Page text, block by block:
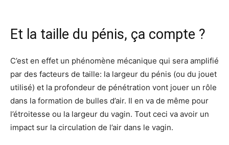
Et la taille du pénis, ça compte ?
C’est en effet un phénomène mécanique qui sera amplifié
par des facteurs de taille: la largeur du pénis (ou du jouet
utilisé) et la profondeur de pénétration vont jouer un rôle
dans la formation de bulles d’air. Il en va de même pour
l’étroitesse ou la largeur du vagin. Tout ceci va avoir un
impact sur la circulation de l’air dans le vagin.